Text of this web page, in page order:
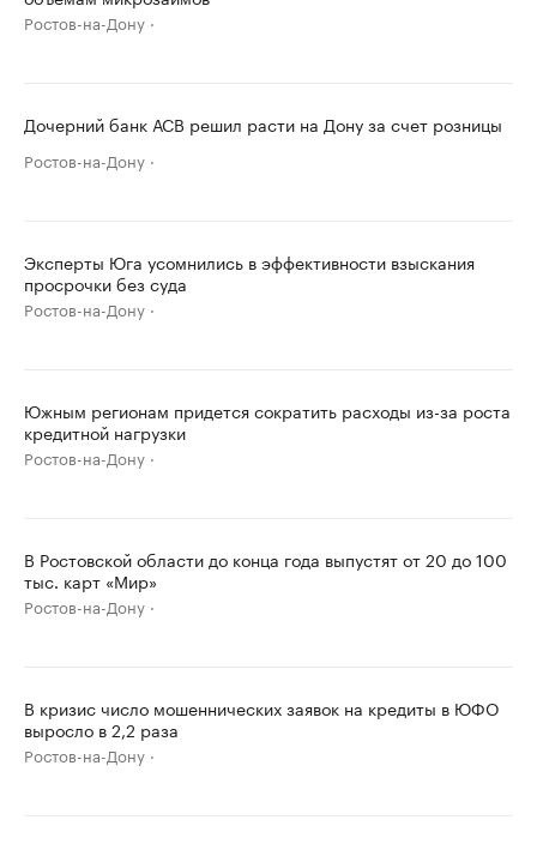
Ростов-на-Дону
Дочерний банк АСВ решил расти на Дону за счет розницы
Ростов-на-Дону
Эксперты Юга усомнились в эффективности взыскания
просрочки без суда
Ростов-на-Дону
Южным регионам придется сократить расходы из-за роста
кредитной нагрузки
Ростов-на-Дону
В Ростовской области до конца года выпустят от 20 до 100
тыс. карт «Мир»
Ростов-на-Дону
В кризис число мошеннических заявок на кредиты в ЮФО
выросло в 2,2 раза
Ростов-на-Дону